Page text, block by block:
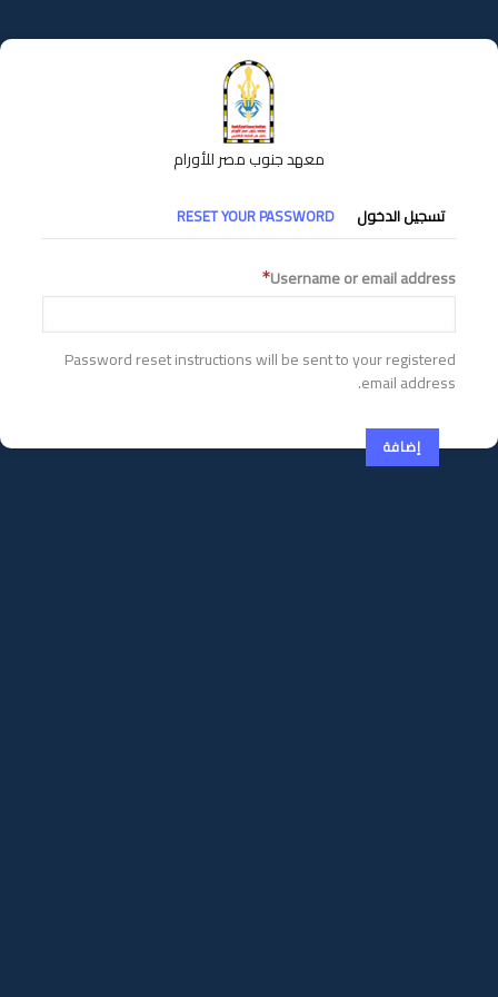
إلى
المحتوى
معهد جنوب مصر للأورام
التبويبات
الأساسية
تسجيل الدخول RESET YOUR PASSWORD
Username or email address
Password reset instructions will be sent to your registered
email address.